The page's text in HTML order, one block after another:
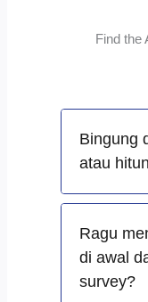
Find the
Bingung
atau
Ragu
di awal
survey?